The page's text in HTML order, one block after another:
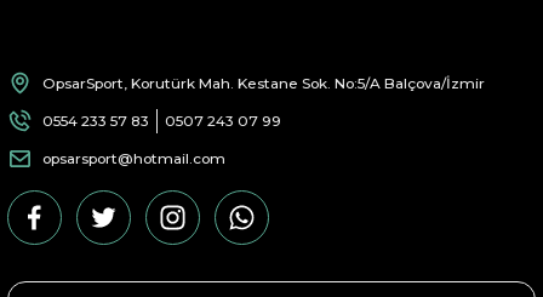
OpsarSport, Korutürk Mah. Kestane Sok. No:5/A Balçova/İzmir
0554 233 57 83 0507 243 07 99
opsarsport@hotmail.com